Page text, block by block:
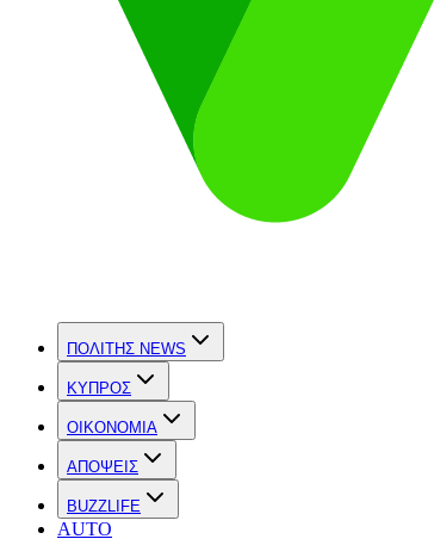
ΠΟΛΙΤΗΣ NEWS
ΚΥΠΡΟΣ
OIKONOMIA
ΑΠΟΨΕΙΣ
BUZZLIFE
AUTO